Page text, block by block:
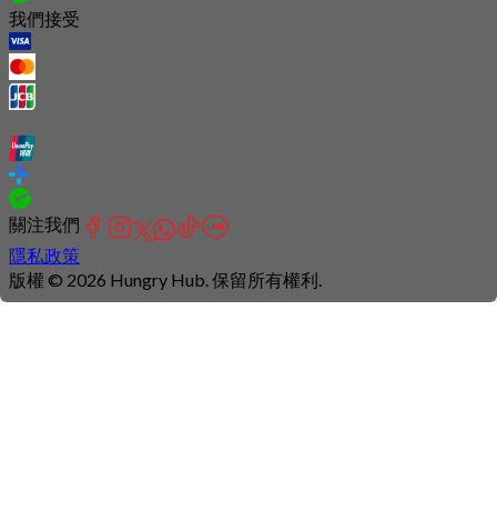
我們接受
關注我們
隱私政策
版權 © 2026 Hungry Hub. 保留所有權利.
Connection